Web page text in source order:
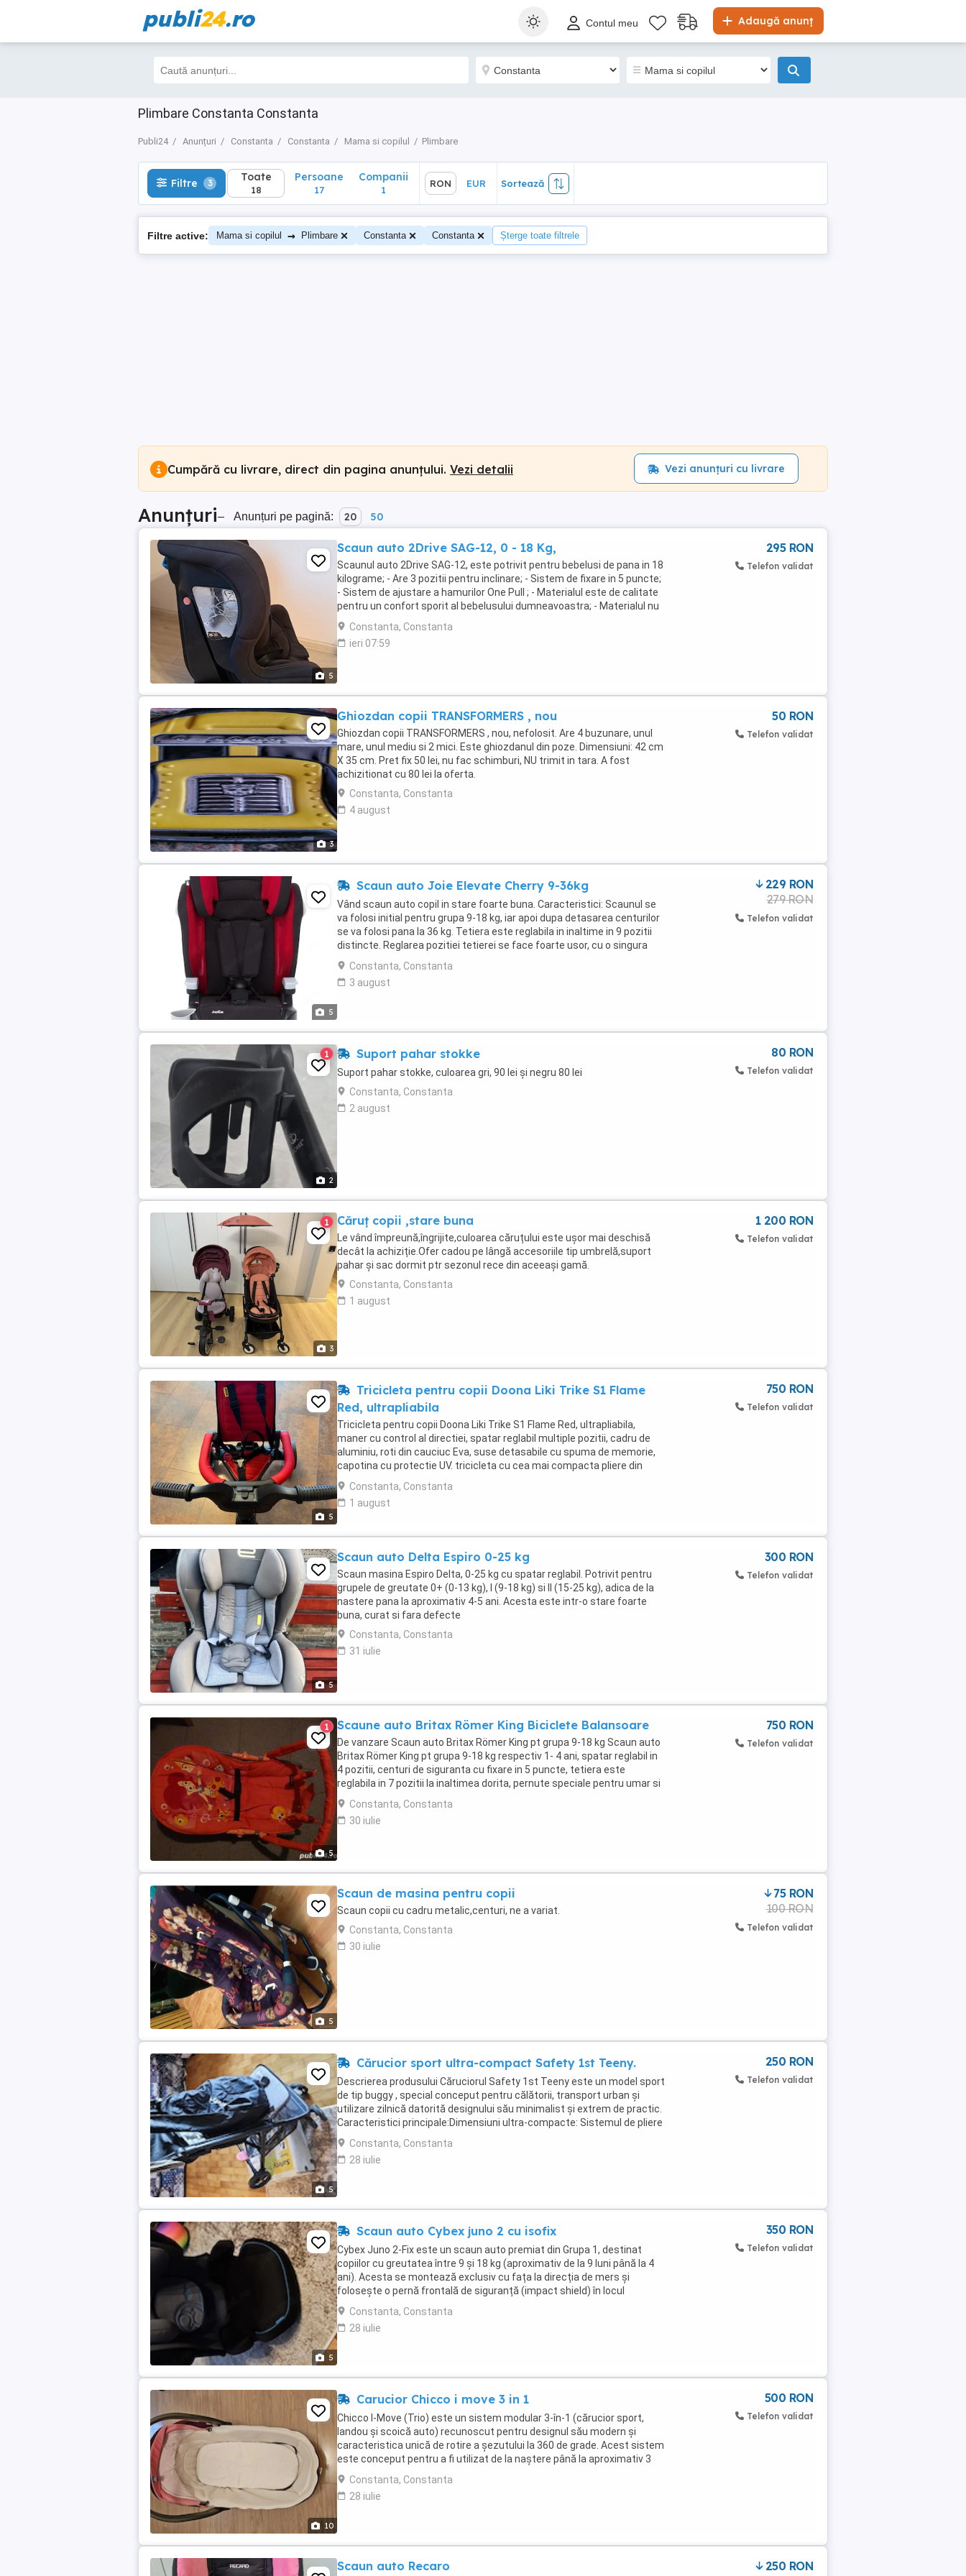
publi24.ro Adaugă anunț
Contul meu
Plimbare Constanta Constanta
Publi24 Anunțuri Constanta Constanta Mama si copilul Plimbare
Filtre 3 Toate
18
Sortează
Filtre 3 Toate
18
Persoane
17
Companii
1
RON EUR Sortează
Filtre active: Mama si copilul → Plimbare Constanta Constanta Șterge toate filtrele
Cumpără cu livrare, direct din pagina anunțului. Vezi detalii Vezi anunțuri cu livrare
Anunțuri– Anunțuri pe pagină: 20 50
5
Scaun auto 2Drive SAG-12, 0 - 18 Kg,
Scaunul auto 2Drive SAG-12, este potrivit pentru bebelusi de pana in 18
kilograme; - Are 3 pozitii pentru inclinare; - Sistem de fixare in 5 puncte;
- Sistem de ajustare a hamurilor One Pull ; - Materialul este de calitate
pentru un confort sporit al bebelusului dumneavoastra; - Materialul nu
lasa ...
Constanta, Constanta
ieri 07:59
295 RON
Telefon validat
3
Ghiozdan copii TRANSFORMERS , nou
Ghiozdan copii TRANSFORMERS , nou, nefolosit. Are 4 buzunare, unul
mare, unul mediu si 2 mici. Este ghiozdanul din poze. Dimensiuni: 42 cm
X 35 cm. Pret fix 50 lei, nu fac schimburi, NU trimit in tara. A fost
achizitionat cu 80 lei la oferta.
Constanta, Constanta
4 august
50 RON
Telefon validat
5
Scaun auto Joie Elevate Cherry 9-36kg
Vând scaun auto copil in stare foarte buna. Caracteristici: Scaunul se
va folosi initial pentru grupa 9-18 kg, iar apoi dupa detasarea centurilor
se va folosi pana la 36 kg. Tetiera este reglabila in inaltime in 9 pozitii
distincte. Reglarea pozitiei tetierei se face foarte usor, cu o singura
mana. Husele ...
Constanta, Constanta
3 august
229 RON
279 RON
Telefon validat
2
1 Suport pahar stokke
Suport pahar stokke, culoarea gri, 90 lei și negru 80 lei
Constanta, Constanta
2 august
80 RON
Telefon validat
3
1 Căruț copii ,stare buna
Le vând împreună,îngrijite,culoarea căruțului este ușor mai deschisă
decât la achiziție.Ofer cadou pe lângă accesoriile tip umbrelă,suport
pahar și sac dormit ptr sezonul rece din aceeași gamă.
Constanta, Constanta
1 august
1 200 RON
Telefon validat
5
Tricicleta pentru copii Doona Liki Trike S1 Flame
Red, ultrapliabila
Tricicleta pentru copii Doona Liki Trike S1 Flame Red, ultrapliabila,
maner cu control al directiei, spatar reglabil multiple pozitii, cadru de
aluminiu, roti din cauciuc Eva, suse detasabile cu spuma de memorie,
capotina cu protectie UV. tricicleta cu cea mai compacta pliere din
lume! Designul elegant ...
Constanta, Constanta
1 august
750 RON
Telefon validat
5
Scaun auto Delta Espiro 0-25 kg
Scaun masina Espiro Delta, 0-25 kg cu spatar reglabil. Potrivit pentru
grupele de greutate 0+ (0-13 kg), I (9-18 kg) si II (15-25 kg), adica de la
nastere pana la aproximativ 4-5 ani. Acesta este intr-o stare foarte
buna, curat si fara defecte
Constanta, Constanta
31 iulie
300 RON
Telefon validat
5
1 Scaune auto Britax Römer King Biciclete Balansoare
De vanzare Scaun auto Britax Römer King pt grupa 9-18 kg Scaun auto
Britax Römer King pt grupa 9-18 kg respectiv 1- 4 ani, spatar reglabil in
4 pozitii, centuri de siguranta cu fixare in 5 puncte, tetiera este
reglabila in 7 pozitii la inaltimea dorita, pernute speciale pentru umar si
cap, sistem de ...
Constanta, Constanta
30 iulie
750 RON
Telefon validat
5
Scaun de masina pentru copii
Scaun copii cu cadru metalic,centuri, ne a variat.
Constanta, Constanta
30 iulie
75 RON
100 RON
Telefon validat
5
Cărucior sport ultra-compact Safety 1st Teeny.
Descrierea produsului Căruciorul Safety 1st Teeny este un model sport
de tip buggy , special conceput pentru călătorii, transport urban și
utilizare zilnică datorită designului său minimalist și extrem de practic.
Caracteristici principale:Dimensiuni ultra-compacte: Sistemul de pliere
rapidă (cu o singură ...
Constanta, Constanta
28 iulie
250 RON
Telefon validat
5
Scaun auto Cybex juno 2 cu isofix
Cybex Juno 2-Fix este un scaun auto premiat din Grupa 1, destinat
copiilor cu greutatea între 9 și 18 kg (aproximativ de la 9 luni până la 4
ani). Acesta se montează exclusiv cu fața la direcția de mers și
folosește o pernă frontală de siguranță (impact shield) în locul
centurilor clasice în 5 puncte ...
Constanta, Constanta
28 iulie
350 RON
Telefon validat
10
Carucior Chicco i move 3 in 1
Chicco I-Move (Trio) este un sistem modular 3-în-1 (cărucior sport,
landou și scoică auto) recunoscut pentru designul său modern și
caracteristica unică de rotire a șezutului la 360 de grade. Acest sistem
este conceput pentru a fi utilizat de la naștere până la aproximativ 3
ani (0-15 kg):Căruciorul ...
Constanta, Constanta
28 iulie
500 RON
Telefon validat
Scaun auto Recaro
250 RON